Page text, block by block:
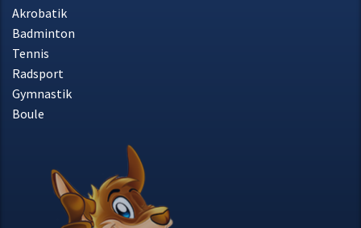
Instagram
Sportarten
Fußball
Akrobatik
Badminton
Gymnastik